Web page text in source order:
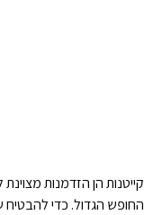
קייטנות הן הזדמנות
החופש הגדול. כדי להבטיח